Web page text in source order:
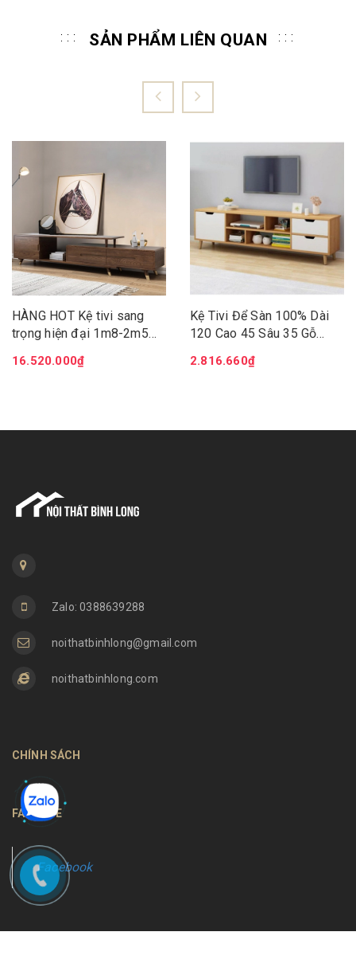
SẢN PHẨM LIÊN QUAN
HÀNG HOT Kệ tivi sang
trọng hiện đại 1m8-2m5
cao cấp đa năng sang
16.520.000₫
Kệ Tivi Để Sàn 100% Dài
120 Cao 45 Sâu 35 Gỗ
2.816.660₫
Zalo: 0388639288
noithatbinhlong@gmail.com
noithatbinhlong.com
CHÍNH SÁCH
FANPAGE
Facebook